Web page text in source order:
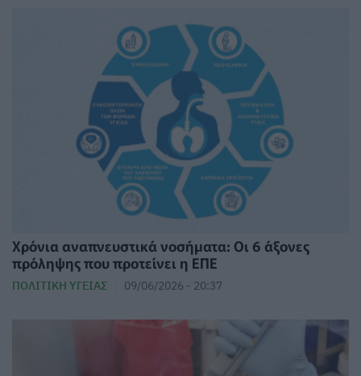
Χρόνια αναπνευστικά νοσήματα: Οι 6 άξονες
πρόληψης που προτείνει η ΕΠΕ
ΠΟΛΙΤΙΚΉ ΥΓΕΊΑΣ 09/06/2026 - 20:37